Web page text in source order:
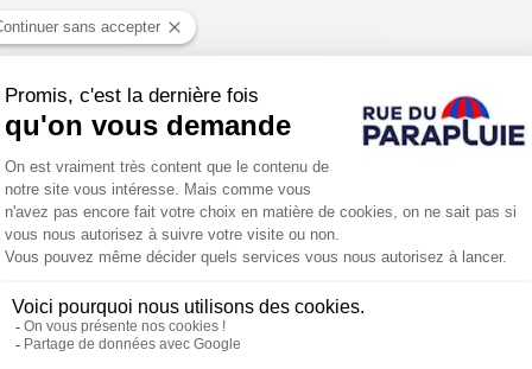
ENCORE PLUS